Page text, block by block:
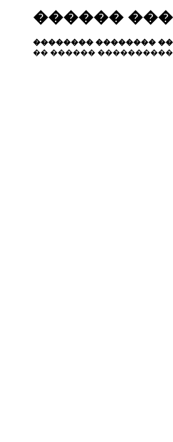
������
�������� ��������
�� ������